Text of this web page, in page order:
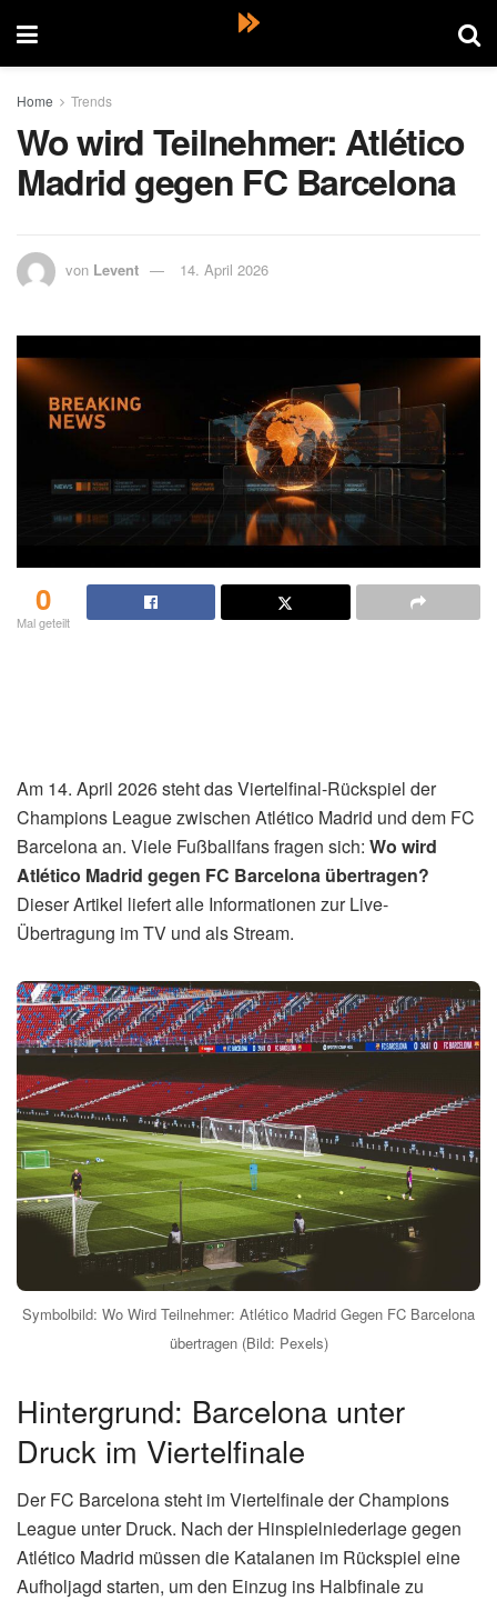
Home Trends
Wo wird Teilnehmer: Atlético
Madrid gegen FC Barcelona
von Levent 14. April 2026
0
Mal geteilt
Am 14. April 2026 steht das Viertelfinal-Rückspiel der
Champions League zwischen Atlético Madrid und dem FC
Barcelona an. Viele Fußballfans fragen sich: Wo wird
Atlético Madrid gegen FC Barcelona übertragen?
Dieser Artikel liefert alle Informationen zur Live-
Übertragung im TV und als Stream.
Symbolbild: Wo Wird Teilnehmer: Atlético Madrid Gegen FC Barcelona
übertragen (Bild: Pexels)
Hintergrund: Barcelona unter
Druck im Viertelfinale
Der FC Barcelona steht im Viertelfinale der Champions
League unter Druck. Nach der Hinspielniederlage gegen
Atlético Madrid müssen die Katalanen im Rückspiel eine
Aufholjagd starten, um den Einzug ins Halbfinale zu